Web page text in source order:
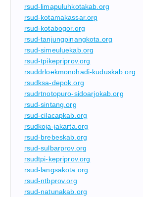
rsud-limapuluhkotakab.org
rsud-kotamakassar.org
rsud-kotabogor.org
rsud-tanjungpinangkota.org
rsud-simeuluekab.org
rsud-tpikepriprov.org
rsuddrloekmonohadi-kuduskab.org
rsudksa-depok.org
rsudrtnotopuro-sidoarjokab.org
rsud-sintang.org
rsud-cilacapkab.org
rsudkoja-jakarta.org
rsud-brebeskab.org
rsud-sulbarprov.org
rsudtpi-kepriprov.org
rsud-langsakota.org
rsud-ntbprov.org
rsud-natunakab.org